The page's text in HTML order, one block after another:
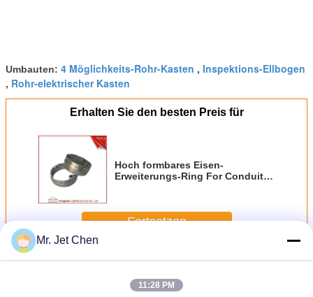
Umbauten: 4 Möglichkeits-Rohr-Kasten , Inspektions-Ellbogen
, Rohr-elektrischer Kasten
Erhalten Sie den besten Preis für
Hoch formbares Eisen-
Erweiterungs-Ring For Conduit
Fortsetzen
MehrRohr-Anschlusskasten
Mr. Jet Chen
11:28 PM